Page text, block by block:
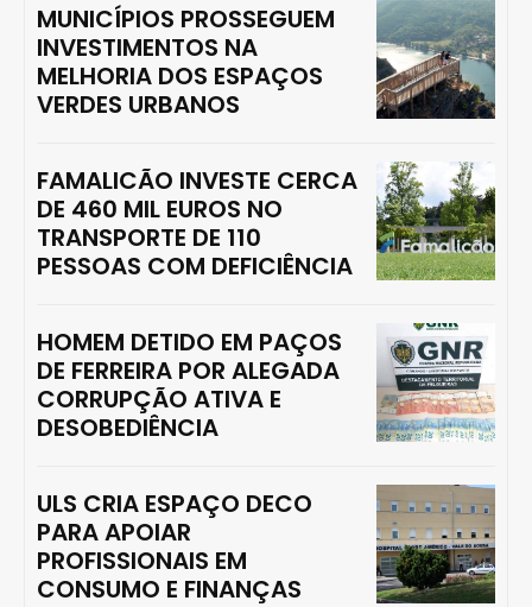
MUNICÍPIOS PROSSEGUEM
INVESTIMENTOS NA
MELHORIA DOS ESPAÇOS
VERDES URBANOS
FAMALICÃO INVESTE CERCA
DE 460 MIL EUROS NO
TRANSPORTE DE 110
PESSOAS COM DEFICIÊNCIA
HOMEM DETIDO EM PAÇOS
DE FERREIRA POR ALEGADA
CORRUPÇÃO ATIVA E
DESOBEDIÊNCIA
ULS CRIA ESPAÇO DECO
PARA APOIAR
PROFISSIONAIS EM
CONSUMO E FINANÇAS